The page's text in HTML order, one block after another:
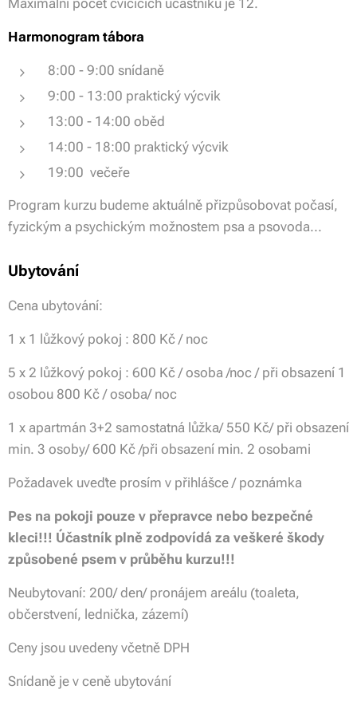
Harmonogram tábora
8:00 - 9:00 snídaně
9:00 - 13:00 praktický výcvik
13:00 - 14:00 oběd
14:00 - 18:00 praktický výcvik
19:00 večeře
Program kurzu budeme aktuálně přizpůsobovat počasí,
fyzickým a psychickým možnostem psa a psovoda...
Ubytování
Cena ubytování:
1 x 1 lůžkový pokoj : 800 Kč / noc
5 x 2 lůžkový pokoj : 600 Kč / osoba /noc / při obsazení 1
osobou 800 Kč / osoba/ noc
1 x apartmán 3+2 samostatná lůžka/ 550 Kč/ při obsazení
min. 3 osoby/ 600 Kč /při obsazení min. 2 osobami
Požadavek uveďte prosím v přihlášce / poznámka
Pes na pokoji pouze v přepravce nebo bezpečné
kleci!!! Účastník plně zodpovídá za veškeré škody
způsobené psem v průběhu kurzu!!!
Neubytovaní: 200/ den/ pronájem areálu (toaleta,
občerstvení, lednička, zázemí)
Ceny jsou uvedeny včetně DPH
Snídaně je v ceně ubytování